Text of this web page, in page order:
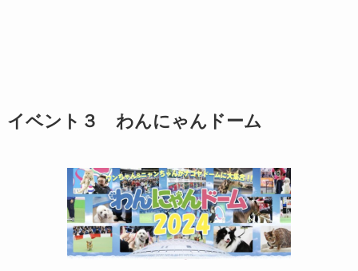
イベント３ わんにゃんドーム